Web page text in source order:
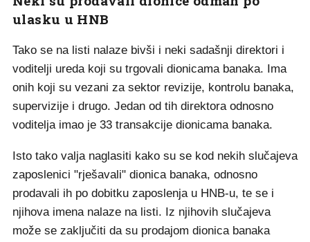
ulasku u HNB
Tako se na listi nalaze bivši i neki sadašnji direktori i
voditelji ureda koji su trgovali dionicama banaka. Ima
onih koji su vezani za sektor revizije, kontrolu banaka,
supervizije i drugo. Jedan od tih direktora odnosno
voditelja imao je 33 transakcije dionicama banaka.
Isto tako valja naglasiti kako su se kod nekih slučajeva
zaposlenici "rješavali" dionica banaka, odnosno
prodavali ih po dobitku zaposlenja u HNB-u, te se i
njihova imena nalaze na listi. Iz njihovih slučajeva
može se zaključiti da su prodajom dionica banaka